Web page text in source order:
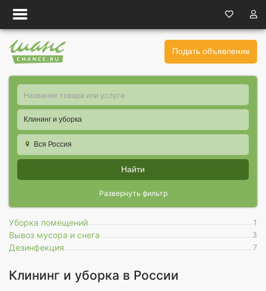
Подать объявление
Клининг и уборка
Вся Россия
Найти
Развернуть фильтр
Уборка помещений 1
Вывоз мусора и снега 3
Дезинфекция 7
Клининг и уборка в России